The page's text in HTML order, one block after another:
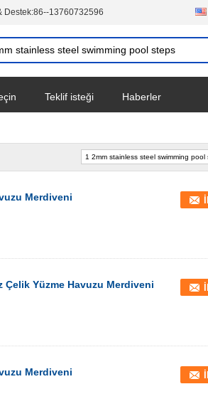
Destek:86--13760732596
Teklif isteği Haberler
Merdiveni
Çelik Yüzme Havuzu Merdiveni
Merdiveni